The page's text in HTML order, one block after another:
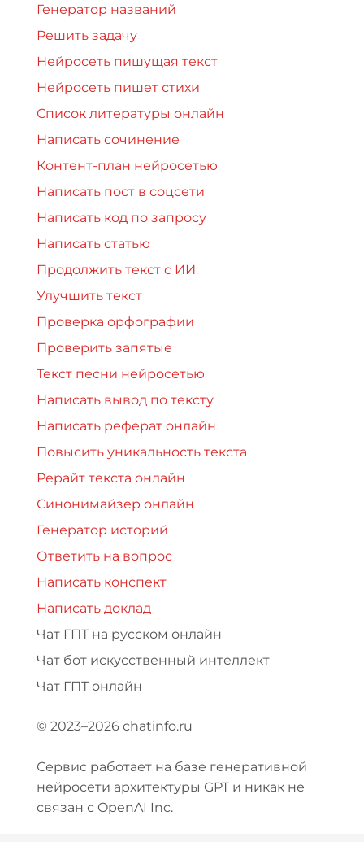
Генератор названий
Решить задачу
Нейросеть пишущая текст
Нейросеть пишет стихи
Список литературы онлайн
Написать сочинение
Контент-план нейросетью
Написать пост в соцсети
Написать код по запросу
Написать статью
Продолжить текст с ИИ
Улучшить текст
Проверка орфографии
Проверить запятые
Текст песни нейросетью
Написать вывод по тексту
Написать реферат онлайн
Повысить уникальность текста
Рерайт текста онлайн
Синонимайзер онлайн
Генератор историй
Ответить на вопрос
Написать конспект
Написать доклад
Чат ГПТ на русском онлайн
Чат бот искусственный интеллект
Чат ГПТ онлайн
© 2023–2026 chatinfo.ru
Сервис работает на базе генеративной
нейросети архитектуры GPT и никак не
связан с OpenAI Inc.